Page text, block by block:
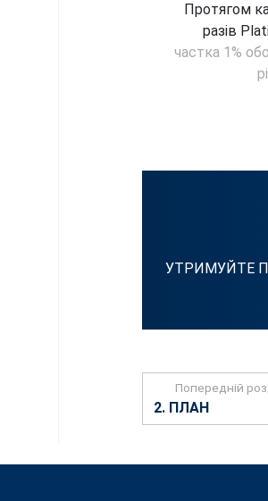
Протягом
разів
частка 1%
УТРИМУЙТЕ
Попередній
2. ПЛАН